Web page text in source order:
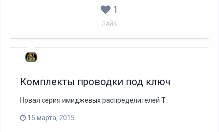
1
ЛАЙК
Комплекты проводки под ключ
Новая серия имиджевых распределителей Т :
15 марта, 2015